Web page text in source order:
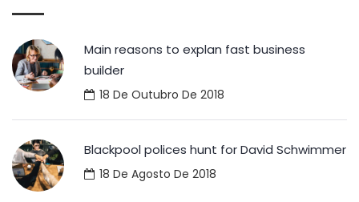
Main reasons to explan fast business
builder
18 De Outubro De 2018
Blackpool polices hunt for David Schwimmer
18 De Agosto De 2018